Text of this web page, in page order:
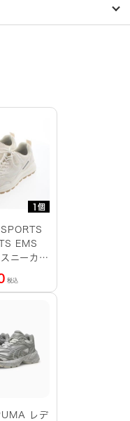
1個
EMS
ニーカー
税込
レデ